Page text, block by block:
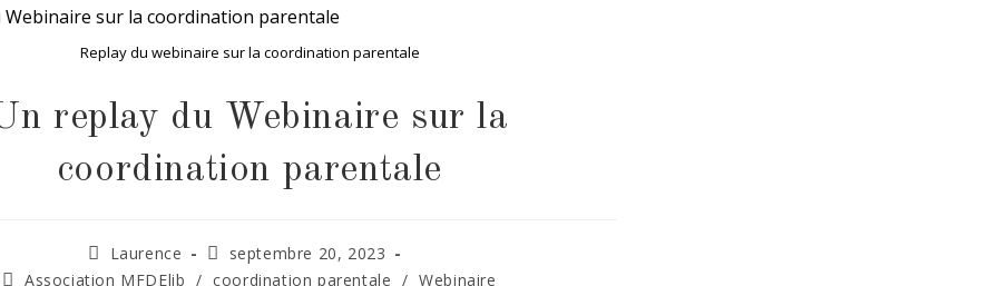
Replay du webinaire sur la coordination parentale
replay du Webinaire sur la
coordination parentale
Laurence
septembre 20, 2023
Association MFDElib / coordination parentale / Webinaire